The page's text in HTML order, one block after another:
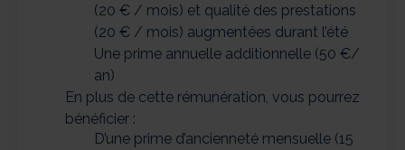
(20 € / mois) et qualité des prestations
(20 € / mois) augmentées durant l’été
Une prime annuelle additionnelle (50 €/
an)
En plus de cette rémunération, vous pourrez
bénéficier :
D’une prime d’ancienneté mensuelle (15